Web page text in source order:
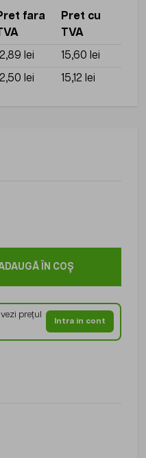
fara
Pret cu
TVA
lei
15,60 lei
lei 15,12 lei
ÎN COȘ
prețul
Intra in cont